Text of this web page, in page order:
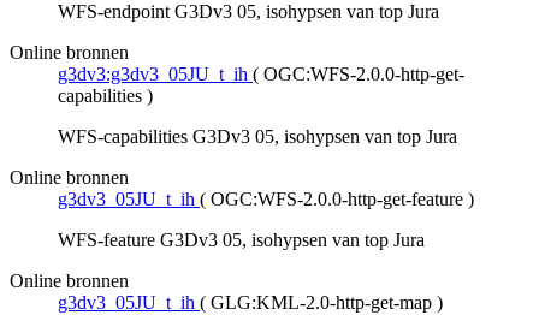
WFS-endpoint G3Dv3 05, isohypsen van top Jura
Online bronnen
g3dv3:g3dv3_05JU_t_ih ( OGC:WFS-2.0.0-http-get-
capabilities )
WFS-capabilities G3Dv3 05, isohypsen van top Jura
Online bronnen
g3dv3_05JU_t_ih ( OGC:WFS-2.0.0-http-get-feature )
WFS-feature G3Dv3 05, isohypsen van top Jura
Online bronnen
g3dv3_05JU_t_ih ( GLG:KML-2.0-http-get-map )